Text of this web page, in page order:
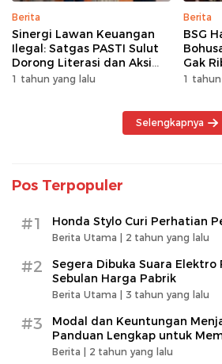
Berita
Sinergi Lawan Keuangan
Ilegal: Satgas PASTI Sulut
Dorong Literasi dan Aksi
Kolektif Masyarakat
1 tahun yang lalu
Berita
BSG
Gak
Depan
1
Selengkapnya
Pos Terpopuler
#1 Honda Stylo Curi Perhatian
Berita Utama | 2 tahun yang lalu
#2
Segera Dibuka Suara Elektro
Sebulan Harga Pabrik
Berita Utama | 3 tahun yang lalu
#3
Modal dan Keuntungan
Panduan Lengkap untuk
Berita | 2 tahun yang lalu